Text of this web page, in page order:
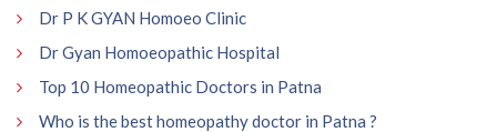
Dr P K GYAN Homoeo Clinic
Dr Gyan Homoeopathic Hospital
Top 10 Homeopathic Doctors in Patna
Who is the best homeopathy doctor in Patna ?